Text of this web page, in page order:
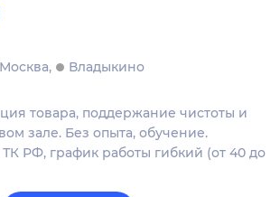
Москва
Владыкино
товара, поддержание чистоты и
зале. Без опыта, обучение.
РФ, график работы гибкий (от 40 до